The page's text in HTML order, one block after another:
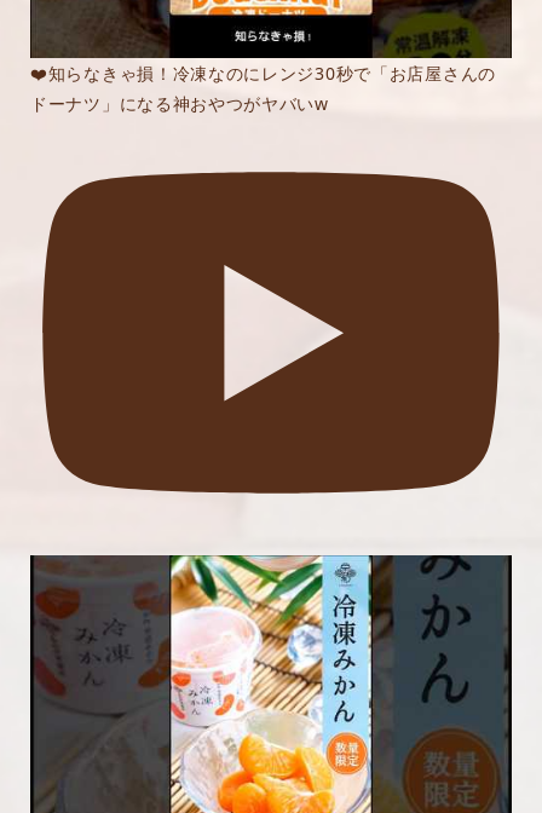
❤️知らなきゃ損！冷凍なのにレンジ30秒で「お店屋さんの
ドーナツ」になる神おやつがヤバいw